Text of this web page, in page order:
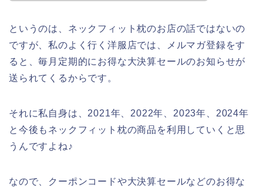
というのは、ネックフィット枕のお店の話ではないの
ですが、私のよく行く洋服店では、メルマガ登録をす
ると、毎月定期的にお得な大決算セールのお知らせが
送られてくるからです。
それに私自身は、2021年、2022年、2023年、2024年
と今後もネックフィット枕の商品を利用していくと思
うんですよね♪
なので、クーポンコードや大決算セールなどのお得な